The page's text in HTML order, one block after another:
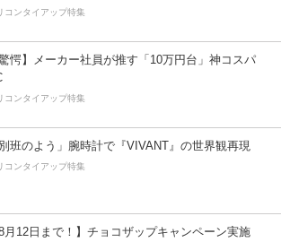
コンタイアップ特集
驚愕】メーカー社員が推す「10万円台」神コスパ
コンタイアップ特集
別班のよう」腕時計で『VIVANT』の世界観再現
コンタイアップ特集
8月12日まで！】チョコザップキャンペーン実施